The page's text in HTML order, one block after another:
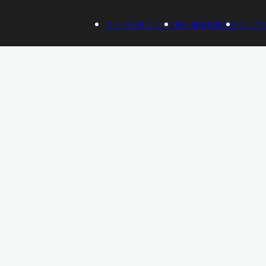
サイト利用について個人情報保護方針コンプ